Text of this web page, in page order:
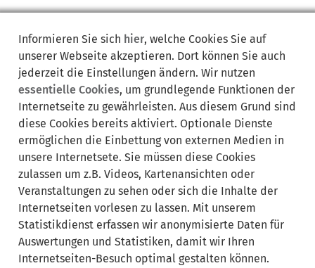
Informieren Sie sich hier, welche Cookies Sie auf
unserer Webseite akzeptieren. Dort können Sie auch
jederzeit die Einstellungen ändern. Wir nutzen
essentielle Cookies, um grundlegende Funktionen der
Internetseite zu gewährleisten. Aus diesem Grund sind
diese Cookies bereits aktiviert. Optionale Dienste
ermöglichen die Einbettung von externen Medien in
unsere Internetsete. Sie müssen diese Cookies
zulassen um z.B. Videos, Kartenansichten oder
Veranstaltungen zu sehen oder sich die Inhalte der
Internetseiten vorlesen zu lassen. Mit unserem
Statistikdienst erfassen wir anonymisierte Daten für
Auswertungen und Statistiken, damit wir Ihren
Internetseiten-Besuch optimal gestalten können.